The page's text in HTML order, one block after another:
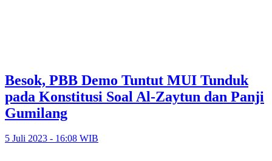
Besok, PBB Demo Tuntut MUI Tunduk
pada Konstitusi Soal Al-Zaytun dan Panji
Gumilang
5 Juli 2023 - 16:08 WIB